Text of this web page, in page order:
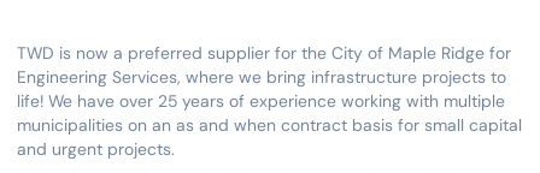
TWD is now a preferred supplier for the City of Maple Ridge for
Engineering Services, where we bring infrastructure projects to
life! We have over 25 years of experience working with multiple
municipalities on an as and when contract basis for small capital
and urgent projects.